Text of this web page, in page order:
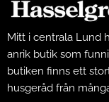
Mitt i centrala Lund
anrik butik som
butiken finns ett
husgeråd från